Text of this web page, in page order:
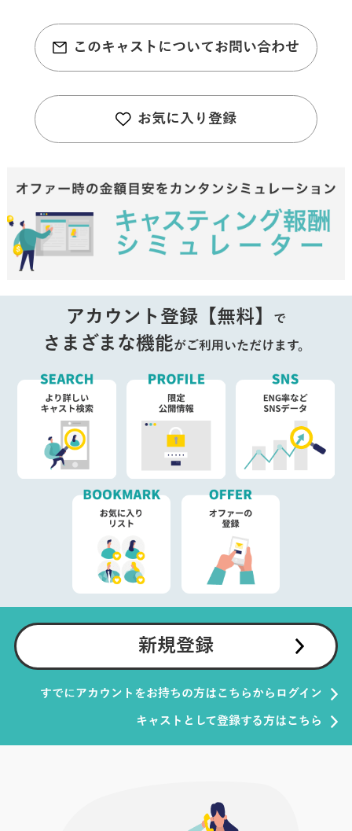
このキャストについてお問い合わせ
お気に入り登録
アカウント登録【無料】 で
さまざまな機能がご利用いただけます。
新規登録
すでにアカウントをお持ちの方はこちらからログイン
キャストとして登録する方はこちら